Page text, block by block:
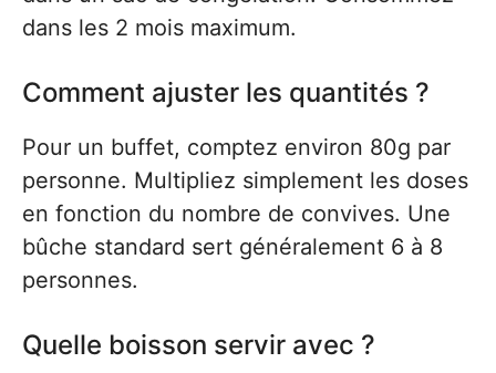
dans les 2 mois maximum.
Comment ajuster les quantités ?
Pour un buffet, comptez environ 80g par
personne. Multipliez simplement les doses
en fonction du nombre de convives. Une
bûche standard sert généralement 6 à 8
personnes.
Quelle boisson servir avec ?